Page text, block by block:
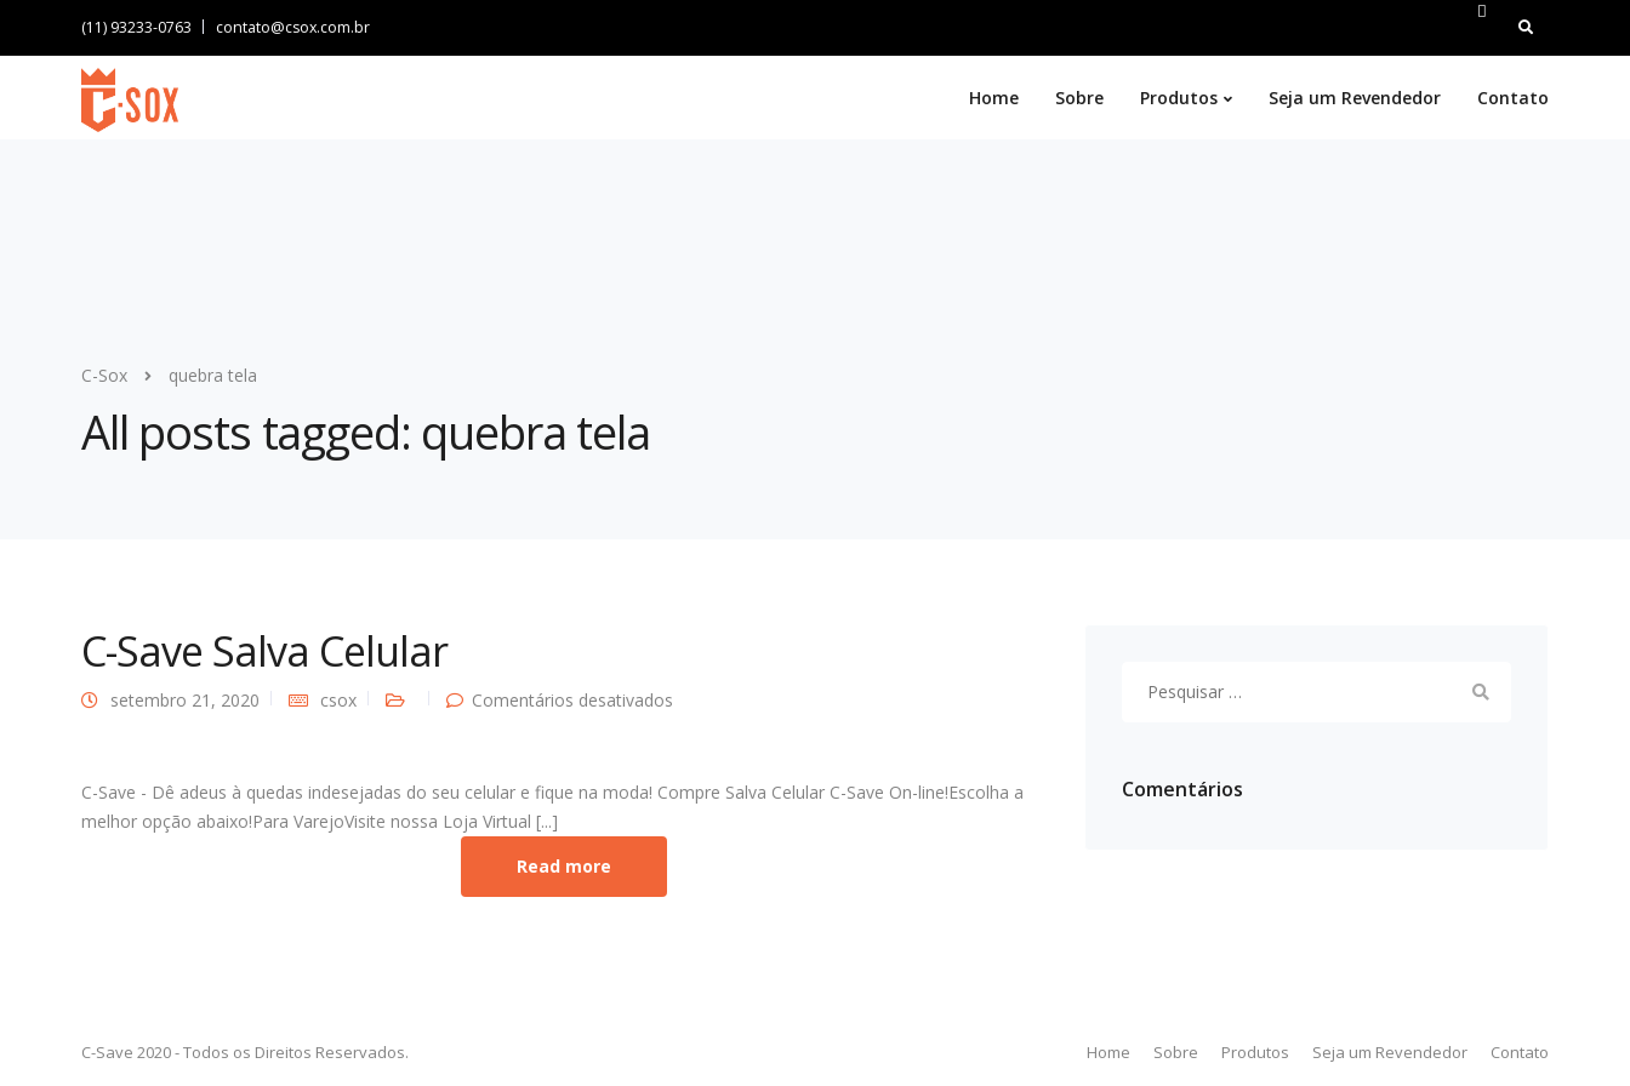
Pesquisar
(11) 93233-0763 contato@csox.com.br
Home Sobre Produtos Seja um Revendedor Contato
C-Sox quebra tela
All posts tagged: quebra tela
C-Save Salva Celular
setembro 21, 2020 csox Comentários desativados
Celular
C-Save - Dê adeus à quedas indesejadas do seu celular e fique na moda! Compre Salva Celular C-Save On-line!Escolha a
melhor opção abaixo!Para VarejoVisite nossa Loja Virtual [...]
Read more
por:
Comentários
C-Save 2020 - Todos os Direitos Reservados. Home Sobre Produtos Seja um Revendedor Contato